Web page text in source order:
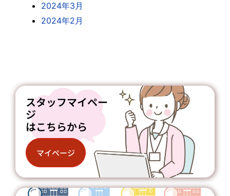
2024年3月
2024年2月
スタッフマイペー
ジ
はこちらから
マイページ